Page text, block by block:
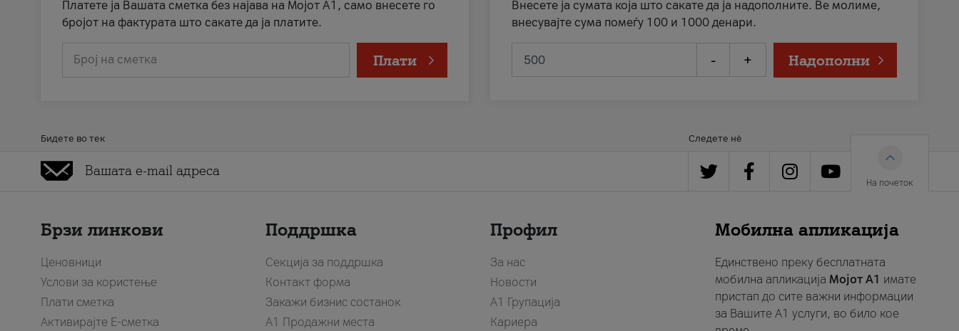
Платете ја Вашата сметка без најава на Мојот А1, само внесете го
бројот на фактурата што сакате да ја платите.
Број на сметка Плати
Внесете ја сумата која што сакате да ја надополните. Ве молиме,
внесувајте сума помеѓу 100 и 1000 денари.
- + Надополни
Бидете во тек Следете нè
На почеток
Брзи линкови
Ценовници
Услови за користење
Плати сметка
Активирајте Е-сметка
Поддршка
Секција за поддршка
Контакт форма
Закажи бизнис состанок
A1 Продажни места
Профил
За нас
Новости
А1 Групација
Кариера
Мобилна апликација
Единствено преку бесплатната
мобилна апликација Мојот A1 имате
пристап до сите важни информации
за Вашите A1 услуги, во било кое